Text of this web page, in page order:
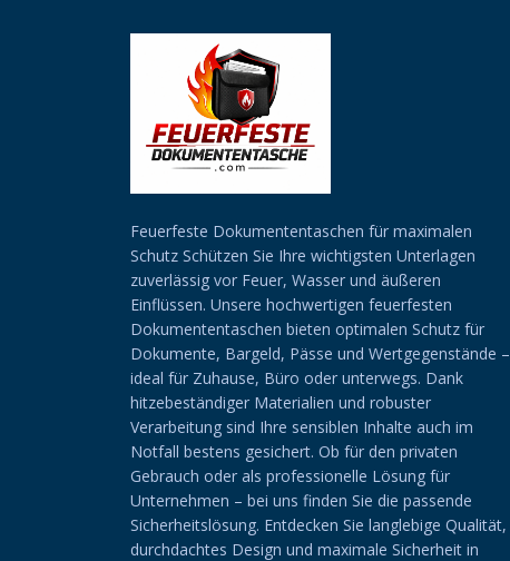
Feuerfeste Dokumententaschen für maximalen
Schutz Schützen Sie Ihre wichtigsten Unterlagen
zuverlässig vor Feuer, Wasser und äußeren
Einflüssen. Unsere hochwertigen feuerfesten
Dokumententaschen bieten optimalen Schutz für
Dokumente, Bargeld, Pässe und Wertgegenstände –
ideal für Zuhause, Büro oder unterwegs. Dank
hitzebeständiger Materialien und robuster
Verarbeitung sind Ihre sensiblen Inhalte auch im
Notfall bestens gesichert. Ob für den privaten
Gebrauch oder als professionelle Lösung für
Unternehmen – bei uns finden Sie die passende
Sicherheitslösung. Entdecken Sie langlebige Qualität,
durchdachtes Design und maximale Sicherheit in